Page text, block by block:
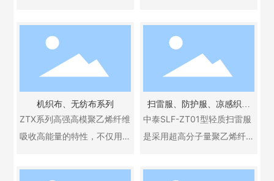
口管制法规。
性树脂作为基体的防弹头盔
效果甚佳。这类头盔质量
轻，耐紫外线，湿气对其影
响可忽略。
本产品为高性能防护材料，
相关防护装备销售、出口需
观察孔。它具有拆装方便，
防弹比吸值高等特点，盾牌
可广泛用于保卫、押运、防
爆、维和。
本产品为高性能防护材料，
相关防护装备销售、出口需
机织布、无纺布系列
ZTX系列高强高模聚乙烯纤维
吸收高能量的特性，不仅用
割和防刺以及抗冲击复合材
扫雷服、防护服、凉感织物
系列
中泰SLF-ZT01型轻质扫雷服
是采用超高分子量聚乙烯纤
电、防紫外线、阻燃等功